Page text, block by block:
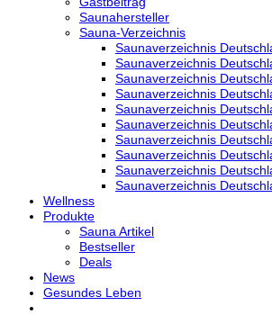
Saunahersteller
Sauna-Verzeichnis
Saunaverzeichnis
Saunaverzeichnis
Saunaverzeichnis
Saunaverzeichnis
Saunaverzeichnis
Saunaverzeichnis
Saunaverzeichnis
Saunaverzeichnis
Saunaverzeichnis
Saunaverzeichnis
Wellness
Produkte
Sauna Artikel
Bestseller
Deals
News
Gesundes Leben